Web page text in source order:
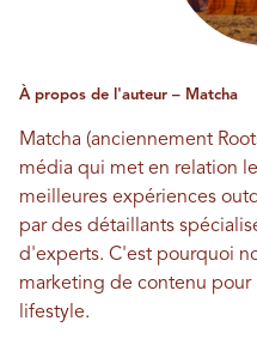
À propos de l'auteur – Matcha
Matcha (anciennement
média qui met en relation
meilleures expériences
par des détaillants
d'experts. C'est pourquoi
marketing de contenu
lifestyle.